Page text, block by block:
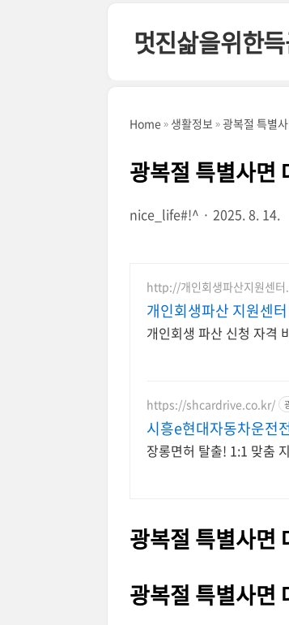
멋진삶을위한
Home 생활정보 광복절 특별
광복절 특별사면
nice_life#!^ 2025. 8. 14.
http://개인회생파산지원센
개인회생파산 지원센
개인회생 파산 신청 자격
https://shcardrive.co.kr/
시흥e현대자동차운전
장롱면허 탈출! 1:1 맞춤
광복절 특별사면
광복절 특별사면